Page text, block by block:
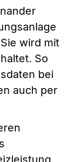
wird mit
So
bei
auch per